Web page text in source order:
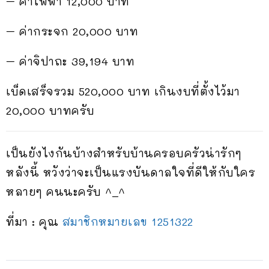
– ค่ากระจก 20,000 บาท
– ค่าจิปาถะ 39,194 บาท
เบ็ดเสร็จรวม 520,000 บาท เกินงบที่ตั้งไว้มา
20,000 บาทครับ
เป็นยังไงกันบ้างสำหรับบ้านครอบครัวน่ารักๆ
หลังนี้ หวังว่าจะเป็นแรงบันดาลใจที่ดีให้กับใคร
หลายๆ คนนะครับ ^_^
ที่มา : คุณ สมาชิกหมายเลข 1251322